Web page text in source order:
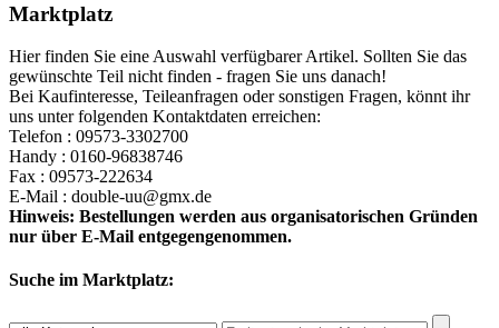
Marktplatz
Hier finden Sie eine Auswahl verfügbarer Artikel. Sollten Sie das
gewünschte Teil nicht finden - fragen Sie uns danach!
Bei Kaufinteresse, Teileanfragen oder sonstigen Fragen, könnt ihr
uns unter folgenden Kontaktdaten erreichen:
Telefon : 09573-3302700
Handy : 0160-96838746
Fax : 09573-222634
E-Mail : double-uu@gmx.de
Hinweis: Bestellungen werden aus organisatorischen Gründen
nur über E-Mail entgegengenommen.
Suche im Marktplatz: